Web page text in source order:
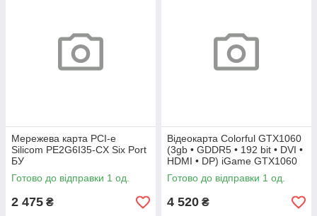
Мережева карта PCI-e
Silicom PE2G6I35-CX Six Port
БУ
Готово до відправки 1 од.
2 475 ₴
Відеокарта Colorful GTX1060
(3gb • GDDR5 • 192 bit • DVI •
HDMI • DP) iGame GTX1060
Vulcan U 3G БУ
Готово до відправки 1 од.
4 520 ₴